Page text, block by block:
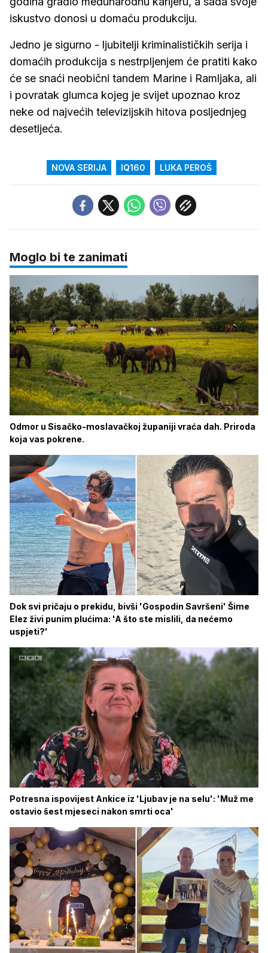
iskustvo donosi u domaću produkciju.
Jedno je sigurno - ljubitelji kriminalističkih serija i
domaćih produkcija s nestrpljenjem će pratiti kako
će se snaći neobični tandem Marine i Ramljaka, ali
i povratak glumca kojeg je svijet upoznao kroz
neke od najvećih televizijskih hitova posljednjeg
desetljeća.
NOVA SERIJA IQ160 LUKA PEROŠ
Moglo bi te zanimati
Odmor u Sisačko-moslavačkoj županiji vraća dah. Priroda
koja vas pokrene.
Dok svi pričaju o prekidu, bivši 'Gospodin Savršeni' Šime
Elez živi punim plućima: 'A što ste mislili, da nećemo
uspjeti?'
Potresna ispovijest Ankice iz 'Ljubav je na selu': 'Muž me
ostavio šest mjeseci nakon smrti oca'